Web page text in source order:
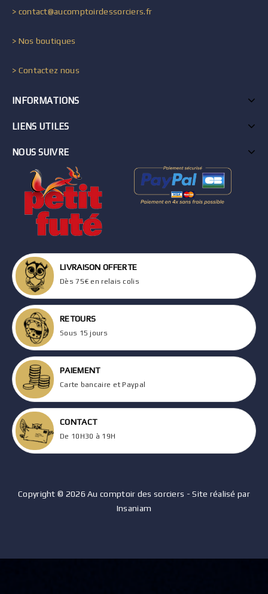
> contact@aucomptoirdessorciers.fr
> Nos boutiques
> Contactez nous
INFORMATIONS
LIENS UTILES
NOUS SUIVRE
LIVRAISON OFFERTE
Dès 75€ en relais colis
RETOURS
Sous 15 jours
PAIEMENT
Carte bancaire et Paypal
CONTACT
De 10H30 à 19H
Copyright © 2026 Au comptoir des sorciers - Site réalisé par
Insaniam